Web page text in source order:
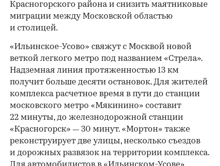
Красногорского района и снизить маятниковые
миграции между Московской областью
и столицей.
«Ильинское-Усово» свяжут с Москвой новой
веткой легкого метро под названием «Стрела».
Надземная линия протяженностью 13 км
получит больше десяти остановок. Для жителей
комплекса расчетное время в пути до станции
московского метро «Мякинино» составит
22 минуты, до железнодорожной станции
«Красногорск» — 30 минут. «Мортон» также
реконструирует две улицы, несколько съездов
и дорожных развязок на территории комплекса.